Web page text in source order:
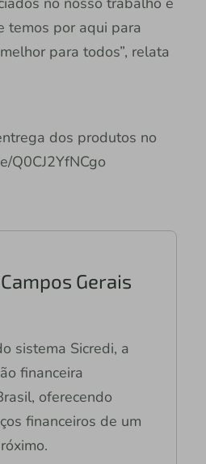
temos por aqui para
para todos”, relata
dos produtos no
Q0CJ2YfNCgo
Gerais
sistema Sicredi, a
financeira
oferecendo
financeiros de um